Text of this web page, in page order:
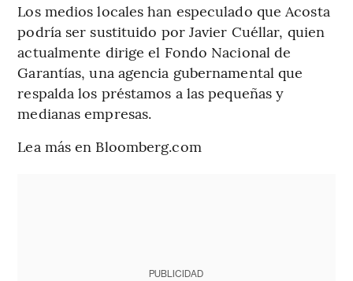
Los medios locales han especulado que Acosta
podría ser sustituido por Javier Cuéllar, quien
actualmente dirige el Fondo Nacional de
Garantías, una agencia gubernamental que
respalda los préstamos a las pequeñas y
medianas empresas.
Lea más en Bloomberg.com
PUBLICIDAD